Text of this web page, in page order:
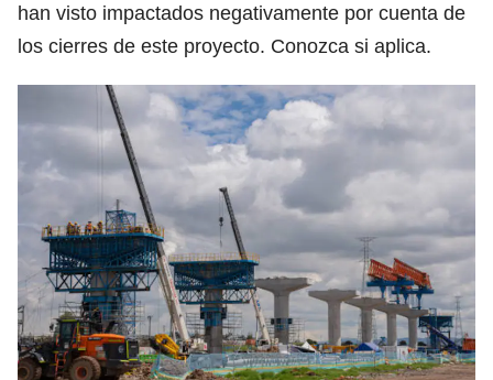
han visto impactados negativamente por cuenta de
los cierres de este proyecto. Conozca si aplica.